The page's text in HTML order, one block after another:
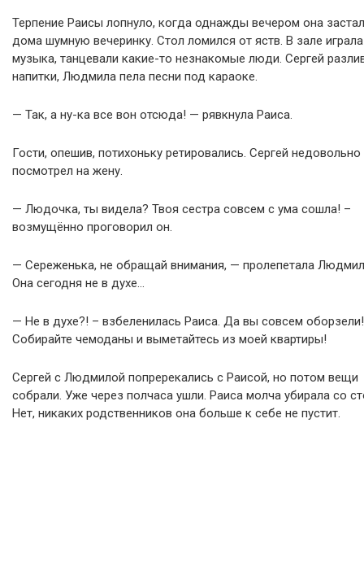
Терпение Раисы лопнуло, когда однажды вечером она
дома шумную вечеринку. Стол ломился от яств. В зале играла
музыка, танцевали какие-то незнакомые люди. Сергей
напитки, Людмила пела песни под караоке.
— Так, а ну-ка все вон отсюда! — рявкнула Раиса.
Гости, опешив, потихоньку ретировались. Сергей недовольно
посмотрел на жену.
— Людочка, ты видела? Твоя сестра совсем с ума сошла! –
возмущённо проговорил он.
— Сереженька, не обращай внимания, — пролепетала
Она сегодня не в духе…
— Не в духе?! – взбеленилась Раиса. Да вы совсем оборзели!
Собирайте чемоданы и выметайтесь из моей квартиры!
Сергей с Людмилой попререкались с Раисой, но потом вещи
собрали. Уже через полчаса ушли. Раиса молча убирала со
Нет, никаких родственников она больше к себе не пустит.